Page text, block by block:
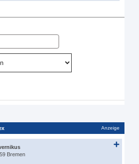
Anzeige
Bremen